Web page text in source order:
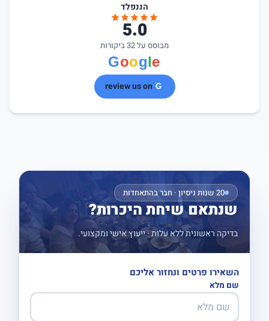
הננפלד
5.0
מבוסס על 32 ביקורות
review us on
20 שנות ניסיון · חבר בהתאחדות
שנתאם שיחת היכרות?
בדיקה ראשונית ללא עלות · ייעוץ אישי ומקצועי.
השאירו פרטים ונחזור אליכם
שם מלא